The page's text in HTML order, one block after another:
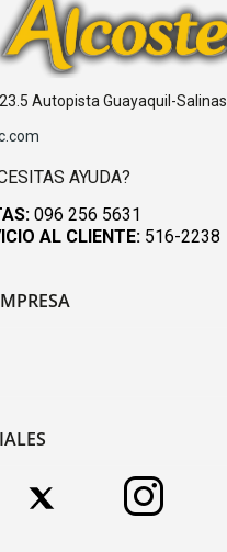
Autopista Guayaquil-Salinas
AYUDA?
096 256 5631
AL CLIENTE: 516-2238